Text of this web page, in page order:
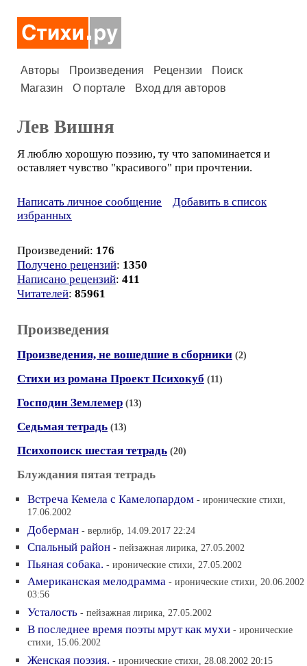
Авторы Произведения Рецензии
Поиск
Магазин
О портале Вход для авторов
Лев Вишня
Я люблю хорошую поэзию, ту что запоминается и
оставляет чувство "красивого" при прочтении.
Написать личное сообщение
Добавить в список
избранных
Произведений: 176
Получено рецензий: 1350
Написано рецензий: 411
Читателей: 85961
Произведения
Произведения, не вошедшие в сборники (2)
Стихи из романа Проект Психокуб (11)
Господин Землемер (13)
Седьмая тетрадь (13)
Психопоиск шестая тетрадь (20)
Блуждания пятая тетрадь
Встреча Кемела с Камелопардом - иронические стихи,
17.06.2002
Доберман - верлибр, 14.09.2017 22:24
Спальный район - пейзажная лирика, 27.05.2002
Пьяная собака. - иронические стихи, 27.05.2002
Американская мелодрамма - иронические стихи, 20.06.2002
03:56
Усталость - пейзажная лирика, 27.05.2002
В последнее время поэты мрут как мухи - иронические
стихи, 15.06.2002
Женская поэзия. - иронические стихи, 28.08.2002 20:15